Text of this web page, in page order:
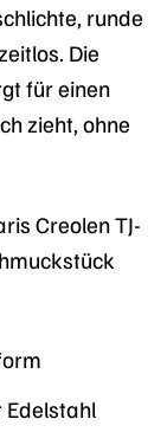
runde
Die
für einen
zieht, ohne
Creolen TJ-
Edelstahl